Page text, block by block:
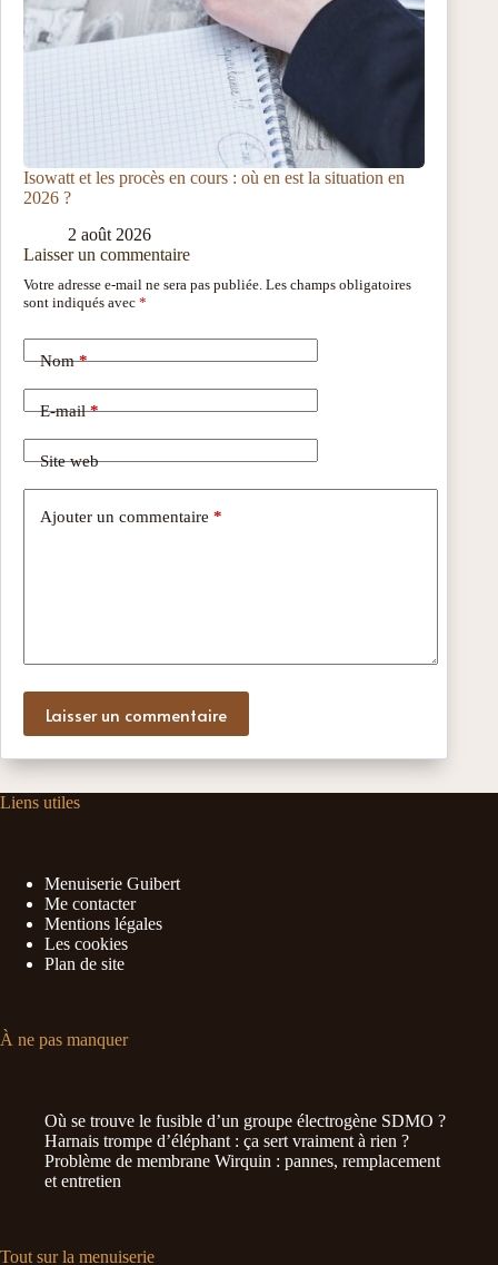
Isowatt et les procès en cours : où en est la situation en
2026 ?
2 août 2026
Laisser un commentaire
Votre adresse e-mail ne sera pas publiée. Les champs obligatoires
sont indiqués avec *
Nom*
E-mail*
Site web
Ajouter un commentaire *
Laisser un commentaire
Liens utiles
Menuiserie Guibert
Me contacter
Mentions légales
Les cookies
Plan de site
À ne pas manquer
Où se trouve le fusible d’un groupe électrogène SDMO ?
Harnais trompe d’éléphant : ça sert vraiment à rien ?
Problème de membrane Wirquin : pannes, remplacement
et entretien
Tout sur la menuiserie